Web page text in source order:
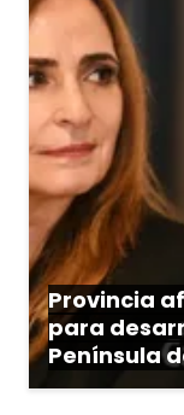
Provincia
para
Península